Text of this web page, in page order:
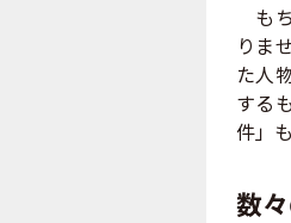
も
りま
た人
する
件」
数